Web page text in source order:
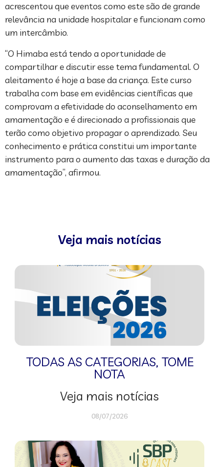
acrescentou que eventos como este são de grande
relevância na unidade hospitalar e funcionam como
um intercâmbio.
“O Himaba está tendo a oportunidade de
compartilhar e discutir esse tema fundamental. O
aleitamento é hoje a base da criança. Este curso
trabalha com base em evidências científicas que
comprovam a efetividade do aconselhamento em
amamentação e é direcionado a profissionais que
terão como objetivo propagar o aprendizado. Seu
conhecimento e prática constitui um importante
instrumento para o aumento das taxas e duração da
amamentação”, afirmou.
Veja mais notícias
TODAS AS CATEGORIAS, TOME
NOTA
Veja mais notícias
08/07/2026